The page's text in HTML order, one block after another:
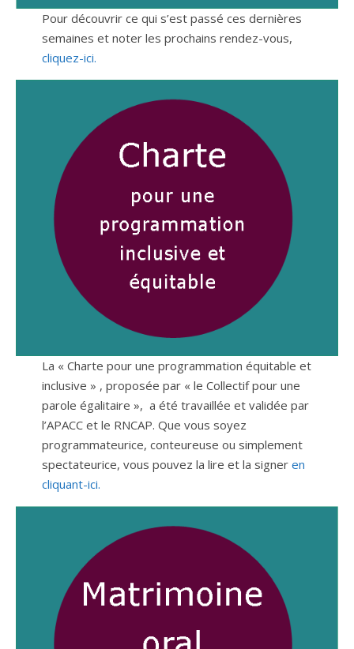
Pour découvrir ce qui s’est passé ces dernières
semaines et noter les prochains rendez-vous,
cliquez-ici.
La « Charte pour une programmation équitable et
inclusive » , proposée par « le Collectif pour une
parole égalitaire », a été travaillée et validée par
l’APACC et le RNCAP. Que vous soyez
programmateurice, conteureuse ou simplement
spectateurice, vous pouvez la lire et la signer en
cliquant-ici.